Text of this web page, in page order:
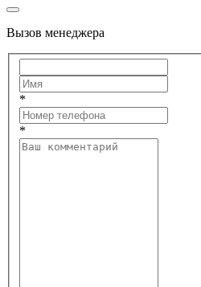
Вызов менеджера
*
*